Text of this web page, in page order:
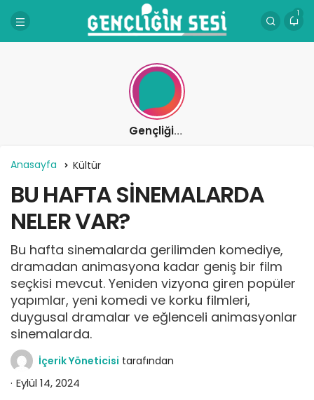
1
Gençliğin Sesi
Anasayfa Kültür
BU HAFTA SİNEMALARDA
NELER VAR?
Bu hafta sinemalarda gerilimden komediye,
dramadan animasyona kadar geniş bir film
seçkisi mevcut. Yeniden vizyona giren popüler
yapımlar, yeni komedi ve korku filmleri,
duygusal dramalar ve eğlenceli animasyonlar
sinemalarda.
İçerik Yöneticisi tarafından
Eylül 14, 2024